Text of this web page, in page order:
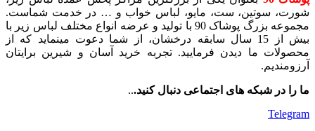
شورت، سوتین، ست، مایو، لباس خواب و … در خدمت شماست.
مجموعه بزرگ پوشاک 90 با تولید و عرضه انواع مختلف لباس زیر با
بیش از 15 سال سابقه درخشان، از شما دعوت مینماید که از
محصولات ما دیدن فرمایید. تجربه خرید آسان و شیرین برایتان
آرزومندیم.
ما را در شبکه های اجتماعی دنبال کنید...
Telegram